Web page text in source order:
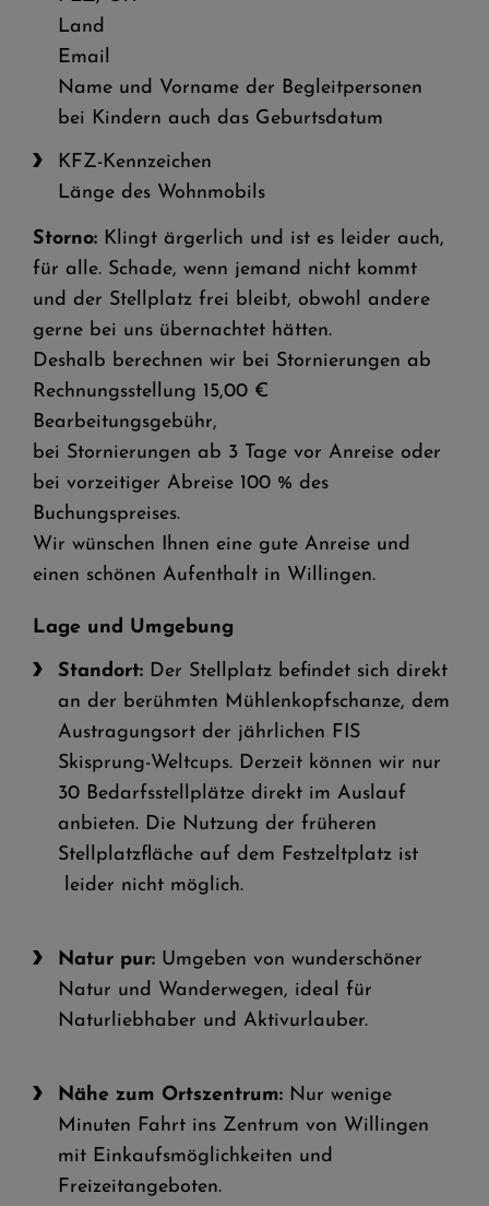
Land
Email
Name und Vorname der Begleitpersonen
bei Kindern auch das Geburtsdatum
KFZ-Kennzeichen
Länge des Wohnmobils
Storno: Klingt ärgerlich und ist es leider auch,
für alle. Schade, wenn jemand nicht kommt
und der Stellplatz frei bleibt, obwohl andere
gerne bei uns übernachtet hätten.
Deshalb berechnen wir bei Stornierungen ab
Rechnungsstellung 15,00 €
Bearbeitungsgebühr,
bei Stornierungen ab 3 Tage vor Anreise oder
bei vorzeitiger Abreise 100 % des
Buchungspreises.
Wir wünschen Ihnen eine gute Anreise und
einen schönen Aufenthalt in Willingen.
Lage und Umgebung
Standort: Der Stellplatz befindet sich direkt
an der berühmten Mühlenkopfschanze, dem
Austragungsort der jährlichen FIS
Skisprung-Weltcups. Derzeit können wir nur
30 Bedarfsstellplätze direkt im Auslauf
anbieten. Die Nutzung der früheren
Stellplatzfläche auf dem Festzeltplatz ist
leider nicht möglich.
Natur pur: Umgeben von wunderschöner
Natur und Wanderwegen, ideal für
Naturliebhaber und Aktivurlauber.
Nähe zum Ortszentrum: Nur wenige
Minuten Fahrt ins Zentrum von Willingen
mit Einkaufsmöglichkeiten und
Freizeitangeboten.